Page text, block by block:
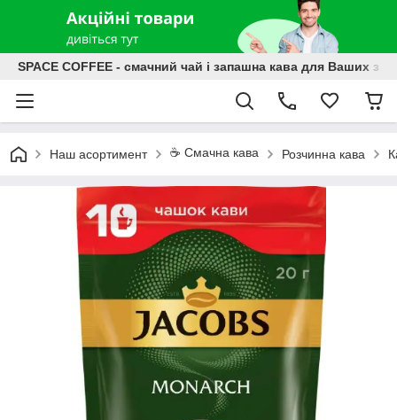
SPACE COFFEE - смачний чай і запашна кава для Ваших
Наш асортимент ☕️ Смачна кава Розчинна кава